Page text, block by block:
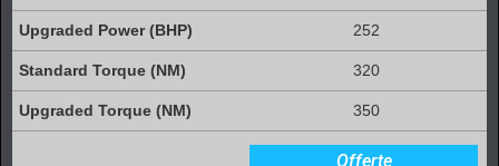
252
320
350
Offerte